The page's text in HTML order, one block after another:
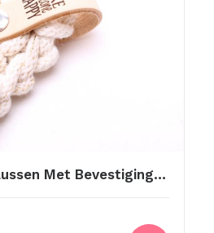
Pannenlappen Lussen Met Bevestiging Schroef Bake Someone Happy 12 Br